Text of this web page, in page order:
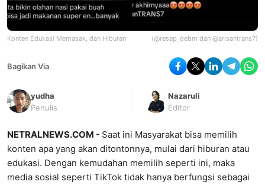
Konten Edukasi Memasak, dan Hiburan (@resep_debm dan @arisantrans7)
Bagikan Via
yudha
Penulis
Nazaruli
Editor
NETRALNEWS.COM - Saat ini Masyarakat bisa memilih
konten apa yang akan ditontonnya, mulai dari hiburan atau
edukasi. Dengan kemudahan memilih seperti ini, maka
media sosial seperti TikTok tidak hanya berfungsi sebagai